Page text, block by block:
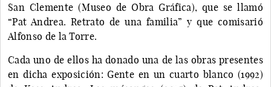
San Clemente (Museo de Obra Gráfica), que se llamó
“Pat Andrea. Retrato de una familia” y que comisarió
Alfonso de la Torre.
Cada uno de ellos ha donado una de las obras presentes
en dicha exposición: Gente en un cuarto blanco (1992)